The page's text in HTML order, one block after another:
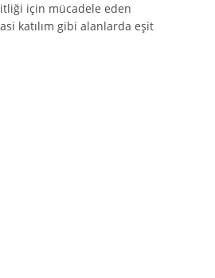
için mücadele eden
katılım gibi alanlarda eşit